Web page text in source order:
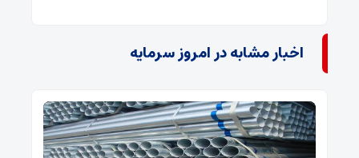
اخبار مشابه در امروز سرمایه